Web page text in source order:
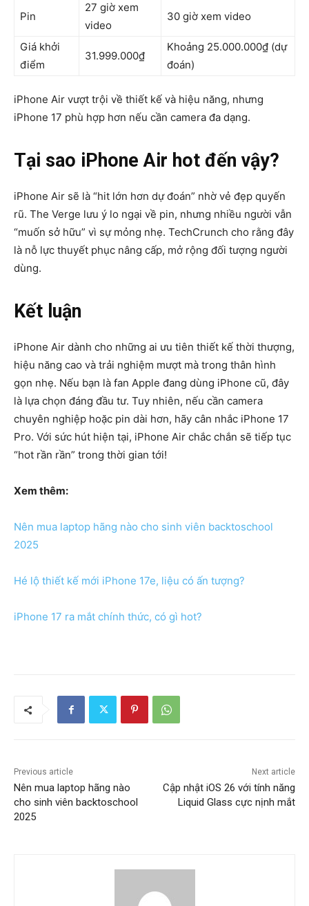
Pin
27 giờ xem
video
30 giờ xem video
Giá khởi
điểm
31.999.000₫
Khoảng 25.000.000₫ (dự
đoán)
iPhone Air vượt trội về thiết kế và hiệu năng, nhưng
iPhone 17 phù hợp hơn nếu cần camera đa dạng.
Tại sao iPhone Air hot đến vậy?
iPhone Air sẽ là “hit lớn hơn dự đoán” nhờ vẻ đẹp quyến
rũ. The Verge lưu ý lo ngại về pin, nhưng nhiều người vẫn
“muốn sở hữu” vì sự mỏng nhẹ. TechCrunch cho rằng đây
là nỗ lực thuyết phục nâng cấp, mở rộng đối tượng người
dùng.
Kết luận
iPhone Air dành cho những ai ưu tiên thiết kế thời thượng,
hiệu năng cao và trải nghiệm mượt mà trong thân hình
gọn nhẹ. Nếu bạn là fan Apple đang dùng iPhone cũ, đây
là lựa chọn đáng đầu tư. Tuy nhiên, nếu cần camera
chuyên nghiệp hoặc pin dài hơn, hãy cân nhắc iPhone 17
Pro. Với sức hút hiện tại, iPhone Air chắc chắn sẽ tiếp tục
“hot rần rần” trong thời gian tới!
Xem thêm:
Nên mua laptop hãng nào cho sinh viên backtoschool
2025
Hé lộ thiết kế mới iPhone 17e, liệu có ấn tượng?
iPhone 17 ra mắt chính thức, có gì hot?
Previous article
Nên mua laptop hãng nào
cho sinh viên backtoschool
2025
Next article
Cập nhật iOS 26 với tính năng
Liquid Glass cực nịnh mắt